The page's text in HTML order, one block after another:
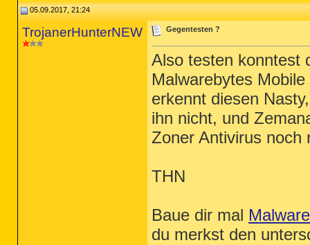
05.09.2017, 21:24
TrojanerHunterNEW Gegentesten ?
Also testen konntest
Malwarebytes
erkennt diesen
ihn nicht, und
Zoner Antivirus noch
THN
Baue dir mal
du merkst den